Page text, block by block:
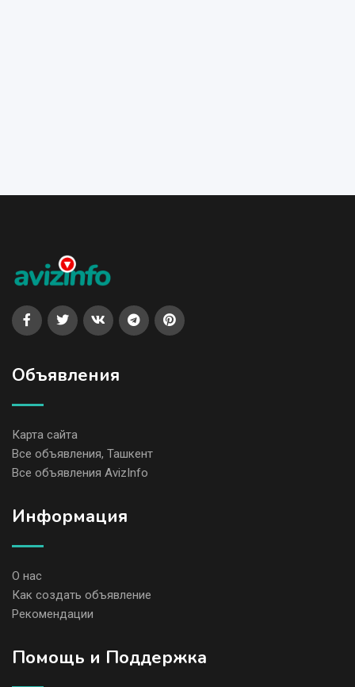
Объявления
Карта сайта
Все объявления, Ташкент
Все объявления AvizInfo
Информация
О нас
Как создать объявление
Рекомендации
Помощь и Поддержка